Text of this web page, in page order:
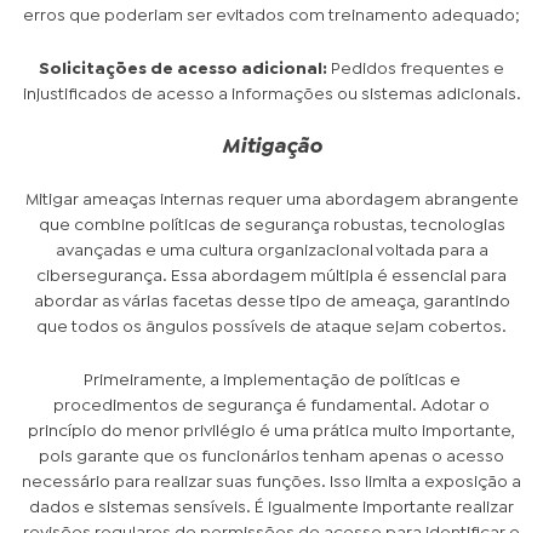
erros que poderiam ser evitados com treinamento adequado;
Solicitações de acesso adicional: Pedidos frequentes e
injustificados de acesso a informações ou sistemas adicionais.
Mitigação
Mitigar ameaças internas requer uma abordagem abrangente
que combine políticas de segurança robustas, tecnologias
avançadas e uma cultura organizacional voltada para a
cibersegurança. Essa abordagem múltipla é essencial para
abordar as várias facetas desse tipo de ameaça, garantindo
que todos os ângulos possíveis de ataque sejam cobertos.
Primeiramente, a implementação de políticas e
procedimentos de segurança é fundamental. Adotar o
princípio do menor privilégio é uma prática muito importante,
pois garante que os funcionários tenham apenas o acesso
necessário para realizar suas funções. Isso limita a exposição a
dados e sistemas sensíveis. É igualmente importante realizar